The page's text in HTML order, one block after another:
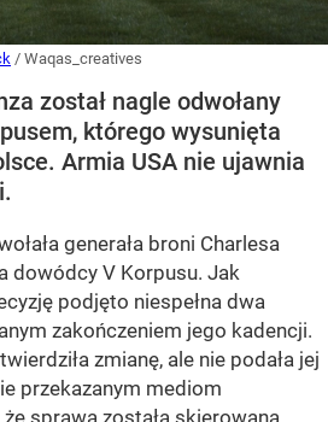
/ Waqas_creatives
został nagle odwołany
którego wysunięta
Armia USA nie ujawnia
generała broni Charlesa
dowódcy V Korpusu. Jak
podjęto niespełna dwa
zakończeniem jego kadencji.
zmianę, ale nie podała jej
przekazanym mediom
sprawa została skierowana